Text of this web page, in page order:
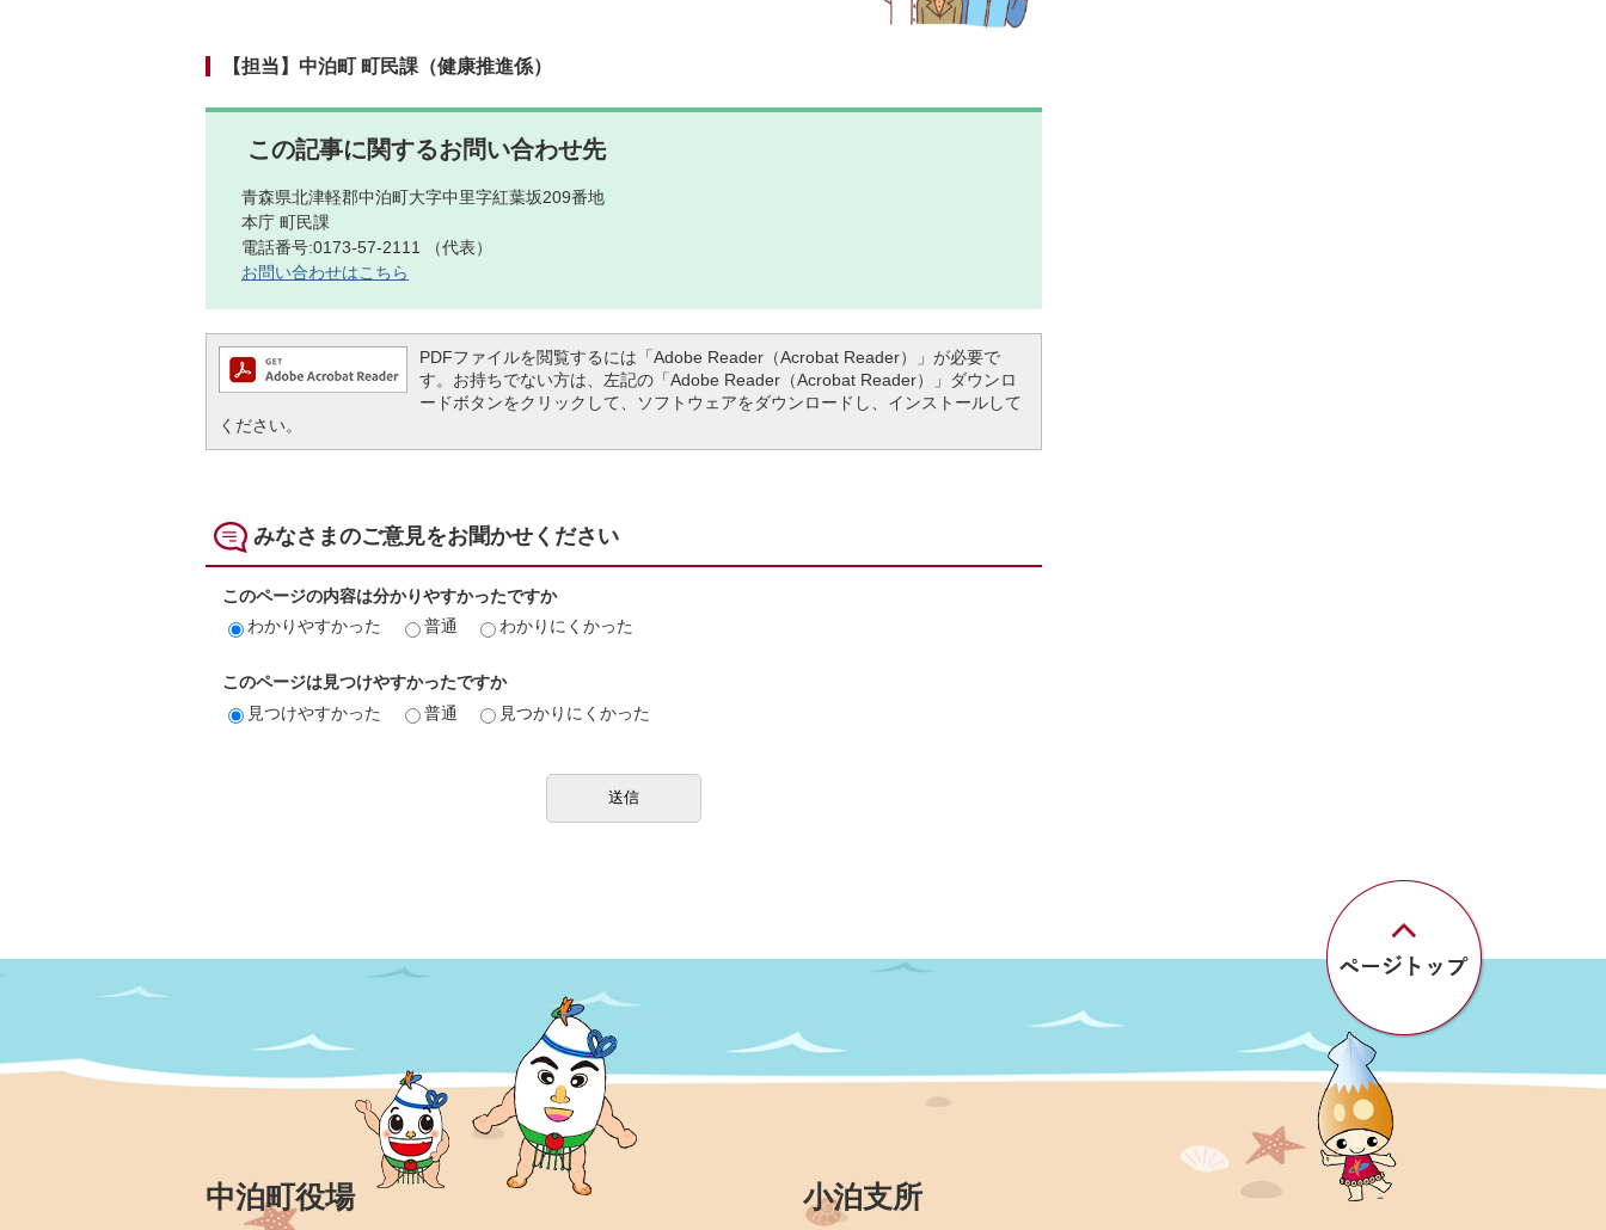
【担当】中泊町 町民課（健康推進係）
この記事に関するお問い合わせ先
青森県北津軽郡中泊町大字中里字紅葉坂209番地
本庁 町民課
電話番号:0173-57-2111 （代表）
お問い合わせはこちら
PDFファイルを閲覧するには「Adobe Reader（Acrobat Reader）」が必要で
す。お持ちでない方は、左記の「Adobe Reader（Acrobat Reader）」ダウンロ
ードボタンをクリックして、ソフトウェアをダウンロードし、インストールして
ください。
みなさまのご意見をお聞かせください
このページの内容は分かりやすかったですか
わかりやすかった
普通 わかりにくかった
このページは見つけやすかったですか
見つけやすかった
普通 見つかりにくかった
中泊町役場 小泊支所